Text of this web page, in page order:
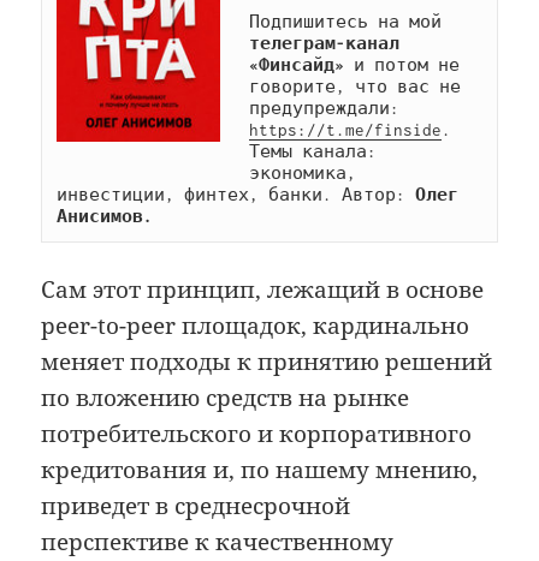
телеграм-канал
«Финсайд» и потом не
говорите, что вас не
https://t.me/finside.
Темы канала:
экономика,
инвестиции, финтех, банки. Автор: Олег
Анисимов.
Сам этот принцип, лежащий в основе
peer-to-peer площадок, кардинально
меняет подходы к принятию решений
по вложению средств на рынке
потребительского и корпоративного
кредитования и, по нашему мнению,
приведет в среднесрочной
перспективе к качественному